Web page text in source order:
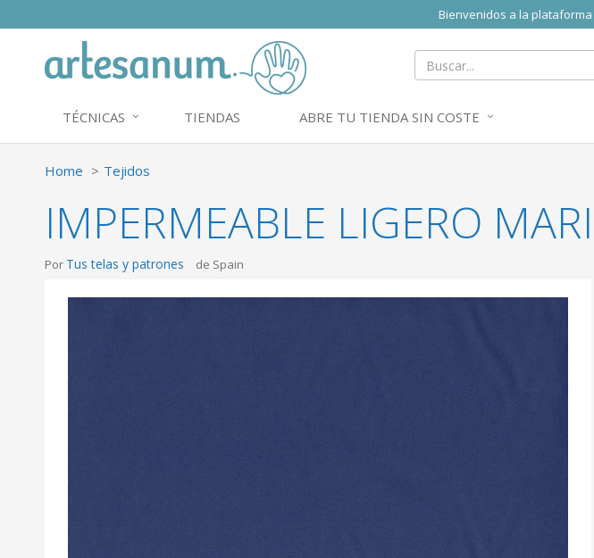
Bienvenidos a la
TÉCNICAS TIENDAS ABRE TU TIENDA SIN COSTE
Home Tejidos
IMPERMEABLE LIGERO
Por Tus telas y patrones de Spain